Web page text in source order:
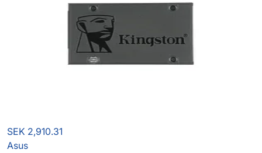
SEK 2,910.31
Asus